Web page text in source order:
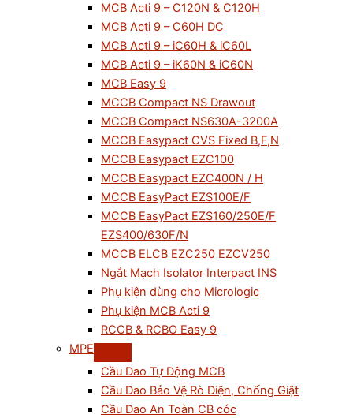
MCB Acti 9 – C120N & C120H
MCB Acti 9 – C60H DC
MCB Acti 9 – iC60H & iC60L
MCB Acti 9 – iK60N & iC60N
MCB Easy 9
MCCB Compact NS Drawout
MCCB Compact NS630A-3200A
MCCB Easypact CVS Fixed B,F,N
MCCB Easypact EZC100
MCCB Easypact EZC400N / H
MCCB EasyPact EZS100E/F
MCCB EasyPact EZS160/250E/F
EZS400/630F/N
MCCB ELCB EZC250 EZCV250
Ngắt Mạch Isolator Interpact INS
Phụ kiện dùng cho Micrologic
Phụ kiện MCB Acti 9
RCCB & RCBO Easy 9
MPE
Cầu Dao Tự Động MCB
Cầu Dao Bảo Vệ Rò Điện, Chống Giật
Cầu Dao An Toàn CB cóc